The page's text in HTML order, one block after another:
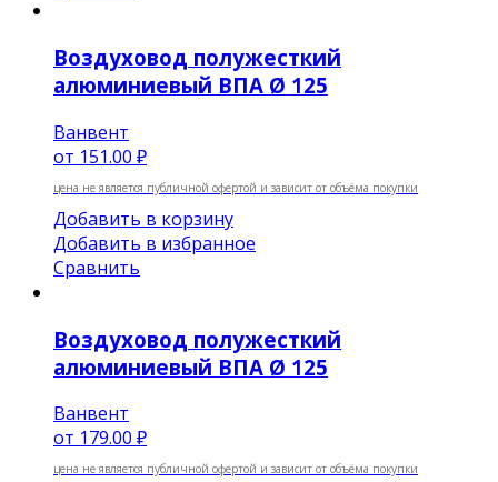
Воздуховод полужесткий
алюминиевый ВПА Ø 125
Ванвент
от 151.00 ₽
цена не является публичной офертой и зависит от объёма покупки
Добавить в корзину
Добавить в избранное
Сравнить
Воздуховод полужесткий
алюминиевый ВПА Ø 125
Ванвент
от 179.00 ₽
цена не является публичной офертой и зависит от объёма покупки